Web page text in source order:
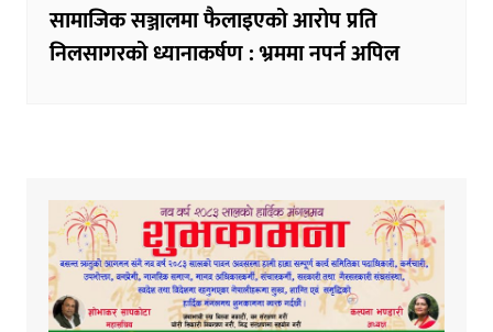
सामाजिक सञ्जालमा फैलाइएको आरोप प्रति
निलसागरको ध्यानाकर्षण : भ्रममा नपर्न अपिल